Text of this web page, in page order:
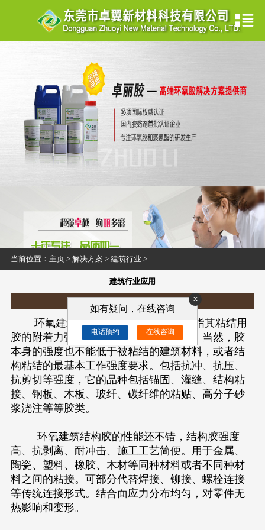
当前位置： 主页> 解决方案 > 建筑行业 >
建筑行业应用
环氧建筑胶，也称环氧结构胶，是指其粘结用
胶的附着力强度大于被粘附的建筑材料。当然，胶
本身的强度也不能低于被粘结的建筑材料，或者结
构粘结的最基本工作强度要求。包括抗冲、抗压、
抗剪切等强度，它的品种包括锚固、灌缝、结构粘
接、钢板、木板、玻纤、碳纤维的粘贴、高分子砂
浆浇注等等胶类。
环氧建筑结构胶的性能还不错，结构胶强度
高、抗剥离、耐冲击、施工工艺简便。用于金属、
陶瓷、塑料、橡胶、木材等同种材料或者不同种材
料之间的粘接。可部分代替焊接、铆接、螺栓连接
等传统连接形式。结合面应力分布均匀，对零件无
热影响和变形。
x
如有疑问，在线咨询
电话预约 在线咨询